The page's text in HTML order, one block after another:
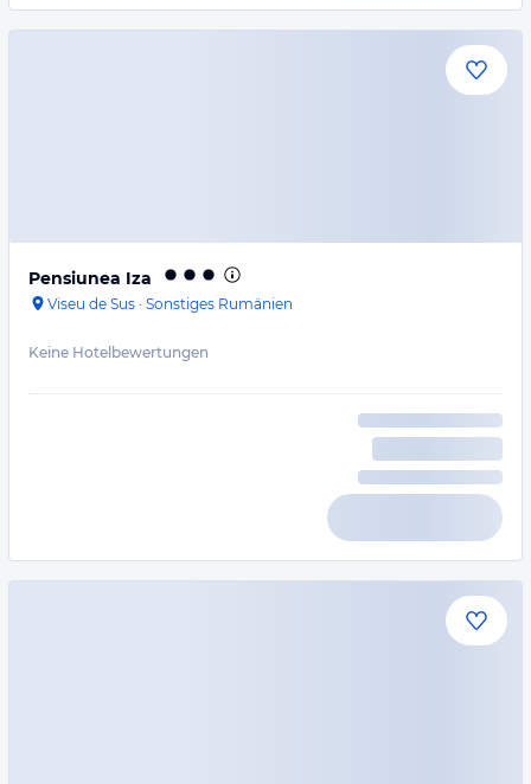
Pensiunea Iza
Viseu de Sus · Sonstiges Rumänien
Keine Hotelbewertungen